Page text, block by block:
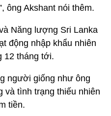
ông Akshant nói thêm.
Năng lượng Sri Lanka
động nhập khẩu nhiên
12 tháng tới.
người giống như ông
và tình trạng thiếu nhiên
tiền.